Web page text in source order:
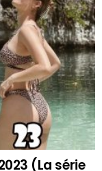
(La série